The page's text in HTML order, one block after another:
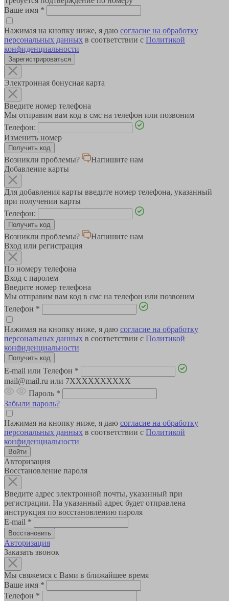
Ваше имя *
Нажимая на кнопку ниже, я даю согласие на обработку
персональных данных в соответствии с Политикой
конфиденциальности
Зарегистрироваться
Электронная бонусная карта
Введите номер телефона
Мы отправим вам код в смс на телефон или позвоним
Телефон:
Изменить номер
Возникли проблемы?
Напишите нам
Добавление карты
Для добавления карты введите номер телефона, указанный
при получении карты
Телефон:
Возникли проблемы?
Напишите нам
Вход или регистрация
По номеру телефона
Вход с паролем
Введите номер телефона
Мы отправим вам код в смс на телефон или позвоним
Телефон *
Нажимая на кнопку ниже, я даю согласие на обработку
персональных данных в соответствии с Политикой
конфиденциальности
E-mail или Телефон *
mail@mail.ru или 7XXXXXXXXXX
Пароль *
Забыли пароль?
Нажимая на кнопку ниже, я даю согласие на обработку
персональных данных в соответствии с Политикой
конфиденциальности
Авторизация
Восстановление пароля
Введите адрес электронной почты, указанный при
регистрации. На указанный адрес будет отправлена
инструкция по восстановлению пароля
E-mail *
Авторизация
Заказать звонок
Мы свяжемся с Вами в ближайшее время
Ваше имя *
Телефон *